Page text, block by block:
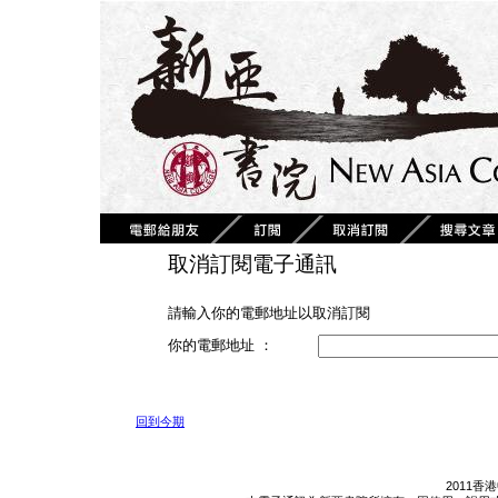
取消訂閱電子通訊
請輸入你的電郵地址以取消訂閱
你的電郵地址 ：
回到今期
2011香